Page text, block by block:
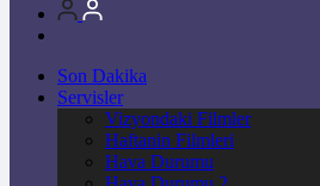
Son Dakika
Servisler
Vizyondaki Filmler
Haftanin Filmleri
Hava Durumu